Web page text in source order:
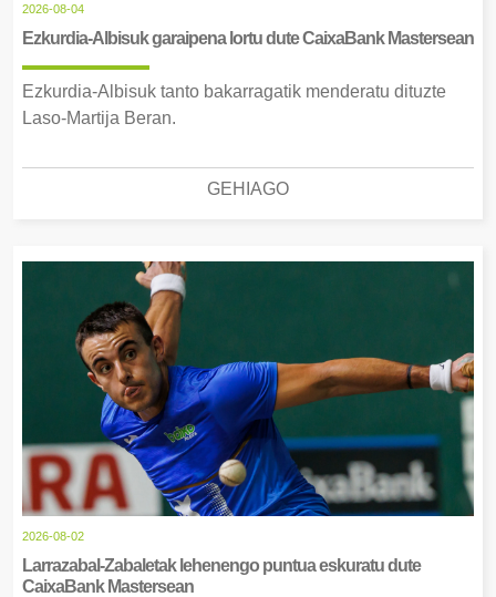
2026-08-04
Ezkurdia-Albisuk garaipena lortu dute CaixaBank Mastersean
Ezkurdia-Albisuk tanto bakarragatik menderatu dituzte
Laso-Martija Beran.
GEHIAGO
2026-08-02
Larrazabal-Zabaletak lehenengo puntua eskuratu dute
CaixaBank Mastersean